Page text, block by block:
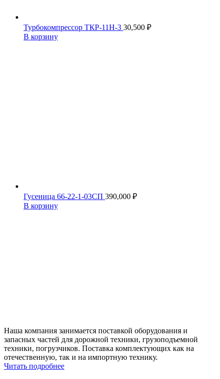
Турбокомпрессор ТКР-11Н-3 30,500 ₽
В корзину
Гусеница 66-22-1-03СП 390,000 ₽
В корзину
Наша компания занимается поставкой оборудования и
запасных частей для дорожной техники, грузоподъемной
техники, погрузчиков. Поставка комплектующих как на
отечественную, так и на импортную технику.
Читать подробнее